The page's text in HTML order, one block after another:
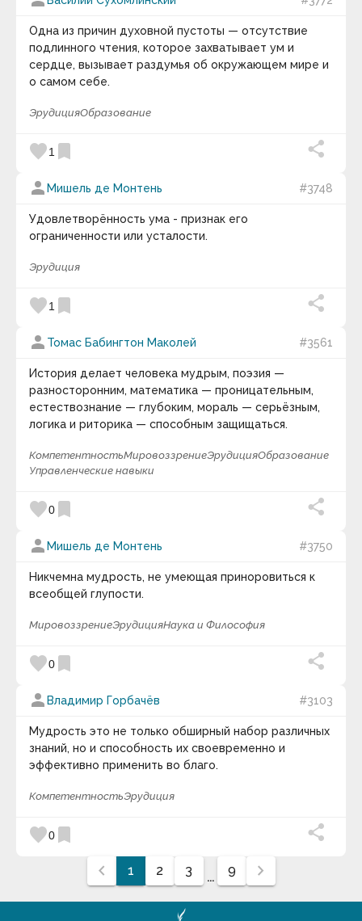
Одна из причин духовной пустоты — отсутствие
подлинного чтения, которое захватывает ум и
сердце, вызывает раздумья об окружающем мире и
о самом себе.
ЭрудицияОбразование
favorite1 bookmark
person Мишель де Монтень #3748
Удовлетворённость ума - признак его
ограниченности или усталости.
Эрудиция
favorite1 bookmark
person Томас Бабингтон Маколей #3561
История делает человека мудрым, поэзия —
разносторонним, математика — проницательным,
естествознание — глубоким, мораль — серьёзным,
логика и риторика — способным защищаться.
КомпетентностьМировоззрениеЭрудицияОбразование
Управленческие навыки
favorite0 bookmark
person Мишель де Монтень #3750
Никчемна мудрость, не умеющая приноровиться к
всеобщей глупости.
МировоззрениеЭрудицияНаука и Философия
favorite0 bookmark
person Владимир Горбачёв #3103
Мудрость это не только обширный набор различных
знаний, но и способность их своевременно и
эффективно применить во благо.
КомпетентностьЭрудиция
favorite0 bookmark
chevron_left
1 2 3 ... 9 chevron_right